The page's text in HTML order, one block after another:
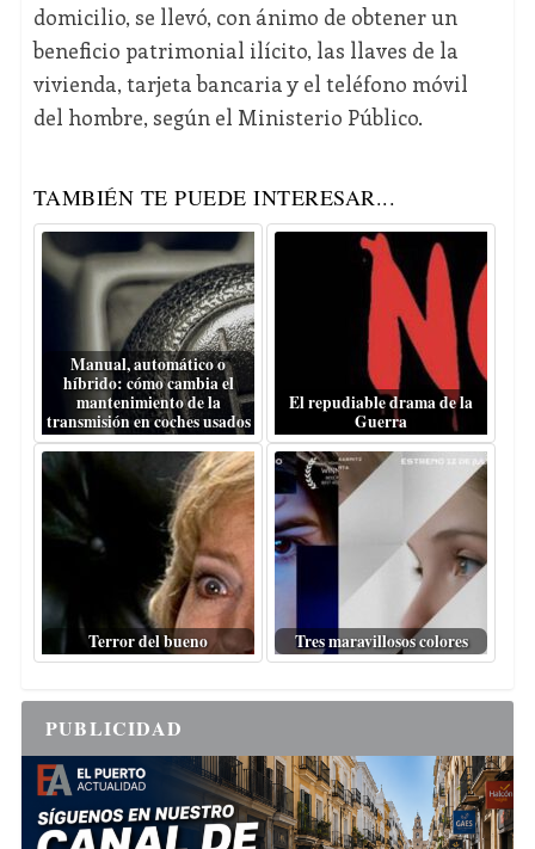
domicilio, se llevó, con ánimo de obtener un
beneficio patrimonial ilícito, las llaves de la
vivienda, tarjeta bancaria y el teléfono móvil
del hombre, según el Ministerio Público.
TAMBIÉN TE PUEDE INTERESAR...
Manual, automático o
híbrido: cómo cambia el
mantenimiento de la
transmisión en coches usados
El repudiable drama de la
Guerra
Terror del bueno Tres maravillosos colores
PUBLICIDAD